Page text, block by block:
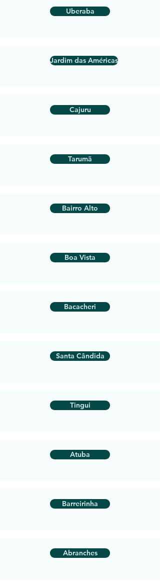
Uberaba
Jardim das Américas
Cajuru
Tarumã
Bairro Alto
Boa Vista
Bacacheri
Santa Cândida
Tingui
Atuba
Barreirinha
Abranches